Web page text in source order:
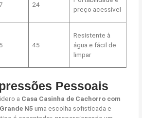
24
preço acessível
45
Resistente à
água e fácil de
limpar
Pessoais
a Casa Casinha de Cachorro com
N5 uma escolha sofisticada e